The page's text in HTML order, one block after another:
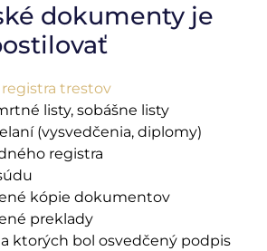
dokumenty je
registra trestov
listy, sobášne listy
(vysvedčenia, diplomy)
registra
kópie dokumentov
preklady
ktorých bol osvedčený podpis